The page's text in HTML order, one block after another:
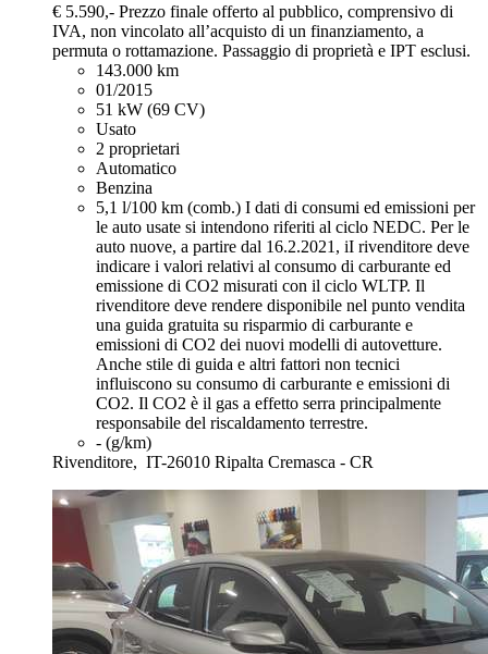
€ 5.590,- Prezzo finale offerto al pubblico, comprensivo di
IVA, non vincolato all’acquisto di un finanziamento, a
permuta o rottamazione. Passaggio di proprietà e IPT esclusi.
143.000 km
01/2015
51 kW (69 CV)
Usato
2 proprietari
Automatico
Benzina
5,1 l/100 km (comb.) I dati di consumi ed emissioni per
le auto usate si intendono riferiti al ciclo NEDC. Per le
auto nuove, a partire dal 16.2.2021, iI rivenditore deve
indicare i valori relativi al consumo di carburante ed
emissione di CO2 misurati con il ciclo WLTP. Il
rivenditore deve rendere disponibile nel punto vendita
una guida gratuita su risparmio di carburante e
emissioni di CO2 dei nuovi modelli di autovetture.
Anche stile di guida e altri fattori non tecnici
influiscono su consumo di carburante e emissioni di
CO2. Il CO2 è il gas a effetto serra principalmente
responsabile del riscaldamento terrestre.
- (g/km)
Rivenditore, IT-26010 Ripalta Cremasca - CR